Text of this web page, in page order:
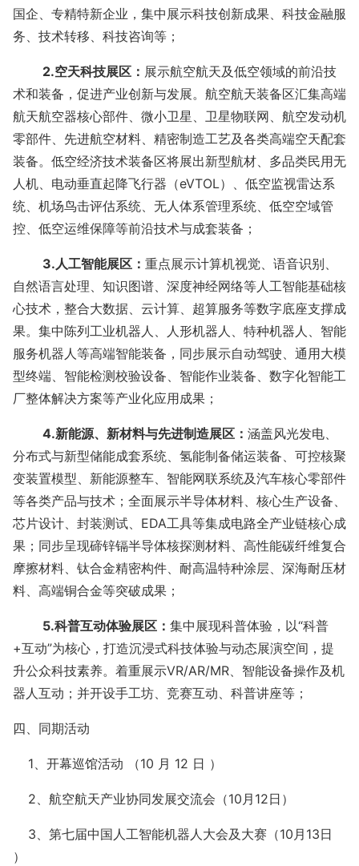
国企、专精特新企业，集中展示科技创新成果、科技金融服
务、技术转移、科技咨询等；
2.空天科技展区： 展示航空航天及低空领域的前沿技
术和装备，促进产业创新与发展。航空航天装备区汇集高端
航天航空器核心部件、微小卫星、卫星物联网、航空发动机
零部件、先进航空材料、精密制造工艺及各类高端空天配套
装备。低空经济技术装备区将展出新型航材、多品类民用无
人机、电动垂直起降飞行器（eVTOL）、低空监视雷达系
统、机场鸟击评估系统、无人体系管理系统、低空空域管
控、低空运维保障等前沿技术与成套装备；
3.人工智能展区：重点展示计算机视觉、语音识别、
自然语言处理、知识图谱、深度神经网络等人工智能基础核
心技术，整合大数据、云计算、超算服务等数字底座支撑成
果。集中陈列工业机器人、人形机器人、特种机器人、智能
服务机器人等高端智能装备，同步展示自动驾驶、通用大模
型终端、智能检测校验设备、智能作业装备、数字化智能工
厂整体解决方案等产业化应用成果；
4.新能源、新材料与先进制造展区：涵盖风光发电、
分布式与新型储能成套系统、氢能制备储运装备、可控核聚
变装置模型、新能源整车、智能网联系统及汽车核心零部件
等各类产品与技术；全面展示半导体材料、核心生产设备、
芯片设计、封装测试、 EDA工具等集成电路全产业链核心成
果；同步呈现碲锌镉半导体核探测材料、高性能碳纤维复合
摩擦材料、钛合金精密构件、耐高温特种涂层、深海耐压材
料、高端铜合金等突破成果；
5.科普互动体验展区：集中展现科普体验，以“科普
+互动”为核心，打造沉浸式科技体验与动态展演空间，提
升公众科技素养。着重展示VR/AR/MR、智能设备操作及机
器人互动；并开设手工坊、竞赛互动、科普讲座等；
四、同期活动
1、 开幕巡馆活动 （10 月 12 日 ）
2、航空航天产业协同发展交流会（10月12日）
3、第七届中国人工智能机器人大会及大赛（10月13日
）